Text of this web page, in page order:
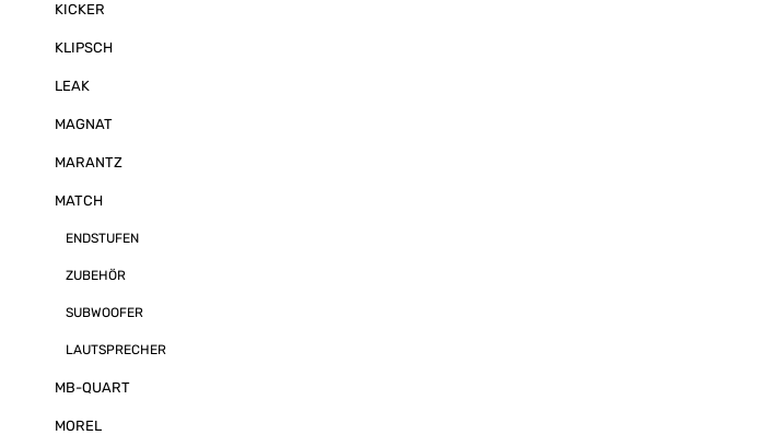
KICKER
KLIPSCH
LEAK
MAGNAT
MARANTZ
MATCH
ENDSTUFEN
ZUBEHÖR
SUBWOOFER
LAUTSPRECHER
MB-QUART
MOREL